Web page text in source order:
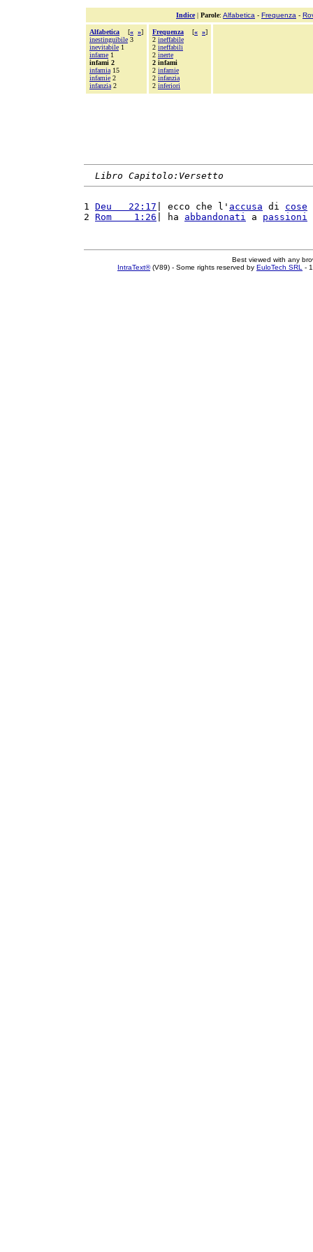
Indice| Parole: Alfabetica - Frequenza -
Alfabetica [« »]
inestinguibile 3
inevitabile 1
infame 1
infami 2
infamia 15
infamie 2
infanzia 2
Frequenza [« »]
2 ineffabile
2 ineffabili
2 inerte
2 infami
2 infamie
2 infanzia
2 inferiori
Libro Capitolo:Versetto
1 Deu   22:17 | ecco che l' accusa di cose
2 Rom    1:26 | ha abbandonati a passioni
Best viewed with any
IntraText®(V89) - Some rights reserved by EuloTech SRL -